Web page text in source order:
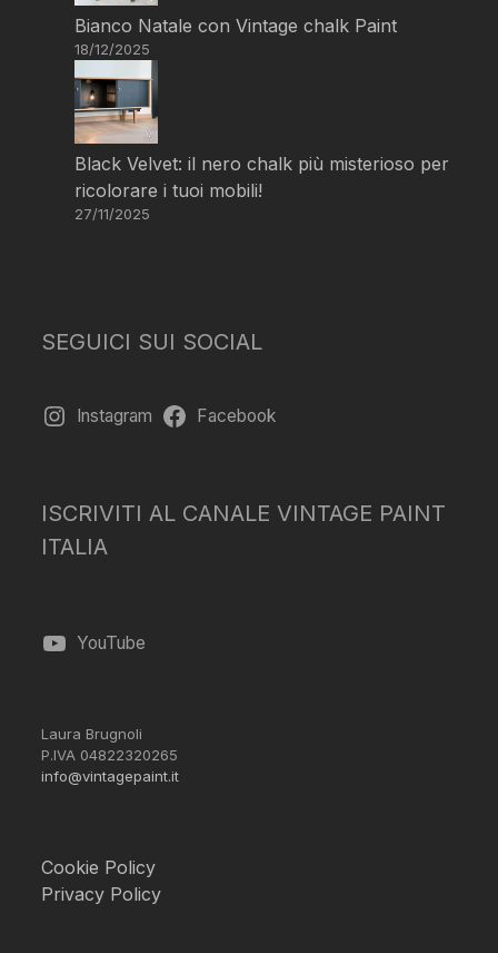
Bianco Natale con Vintage chalk Paint
18/12/2025
Black Velvet: il nero chalk più misterioso per
ricolorare i tuoi mobili!
27/11/2025
SEGUICI SUI SOCIAL
Instagram Facebook
ISCRIVITI AL CANALE VINTAGE PAINT
ITALIA
YouTube
Laura Brugnoli
P.IVA 04822320265
info@vintagepaint.it
Cookie Policy
Privacy Policy